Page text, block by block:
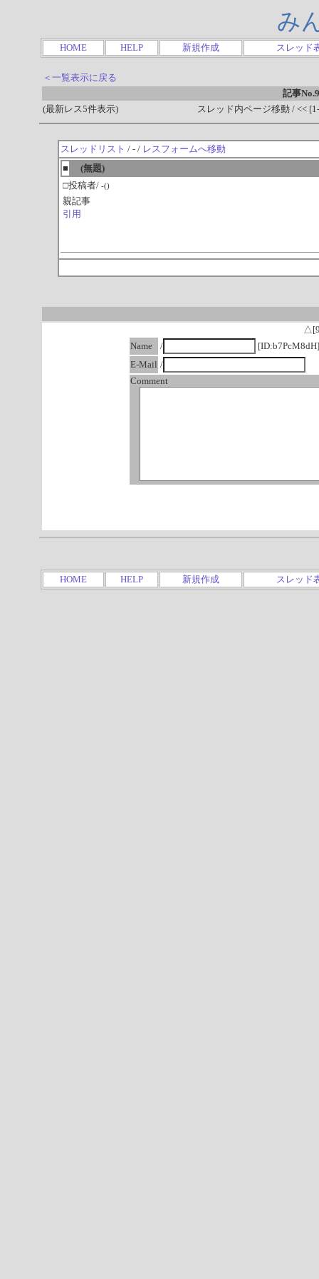
み
HOME HELP 新規作成 スレッド
＜一覧表示に戻る
記事
(最新レス5件表示)
スレッド内ページ移動 / <<
スレッドリスト / - / レスフォームへ移動
■
(無題)
□投稿者/ -()
親記事
引用
Name
/
[ID:b7PcM8dH]
E-Mail /
Comment
HOME HELP 新規作成 スレッド